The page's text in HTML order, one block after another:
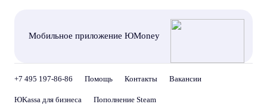
Мобильное приложение ЮMoney
+7 495 197-86-86 Помощь Контакты Вакансии
ЮKassa для бизнеса Пополнение Steam